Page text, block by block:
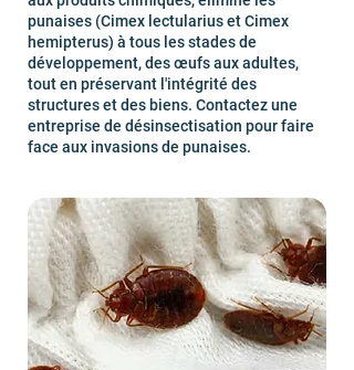
punaises (Cimex lectularius et Cimex
hemipterus) à tous les stades de
développement, des œufs aux adultes,
tout en préservant l'intégrité des
structures et des biens. Contactez une
entreprise de désinsectisation pour faire
face aux invasions de punaises.